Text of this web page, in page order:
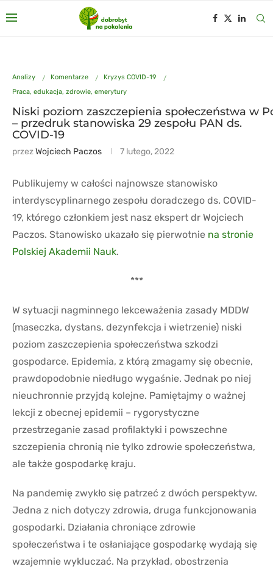
Analizy Komentarze
Kryzys COVID-19
Praca, edukacja, zdrowie, emerytury
Niski poziom zaszczepienia społeczeństwa w
– przedruk stanowiska 29 zespołu PAN ds.
COVID-19
przezWojciech Paczos 7 lutego, 2022
Publikujemy w całości najnowsze stanowisko
interdyscyplinarnego zespołu doradczego ds. COVID-
19, którego członkiem jest nasz ekspert dr Wojciech
Paczos. Stanowisko ukazało się pierwotnie na stronie
Polskiej Akademii Nauk.
***
W sytuacji nagminnego lekceważenia zasady MDDW
(maseczka, dystans, dezynfekcja i wietrzenie) niski
poziom zaszczepienia społeczeństwa szkodzi
gospodarce. Epidemia, z którą zmagamy się obecnie,
prawdopodobnie niedługo wygaśnie. Jednak po niej
nieuchronnie przyjdą kolejne. Pamiętajmy o ważnej
lekcji z obecnej epidemii – rygorystyczne
przestrzeganie zasad profilaktyki i powszechne
szczepienia chronią nie tylko zdrowie społeczeństwa,
ale także gospodarkę kraju.
Na pandemię zwykło się patrzeć z dwóch perspektyw.
Jedna z nich dotyczy zdrowia, druga funkcjonowania
gospodarki. Działania chroniące zdrowie
społeczeństwa i te osłaniające gospodarkę wydają się
wzajemnie wykluczać. Na przykład, obostrzenia